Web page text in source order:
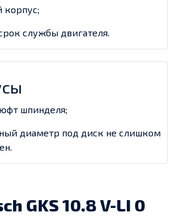
корпус;
службы двигателя.
шпинделя;
диаметр под диск не слишком
GKS 10.8 V-LI 0